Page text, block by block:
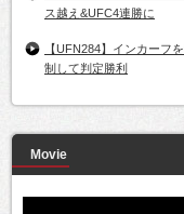
ス越え&UFC4連勝に
【UFN284】インカーフ
制して判定勝利
Movie